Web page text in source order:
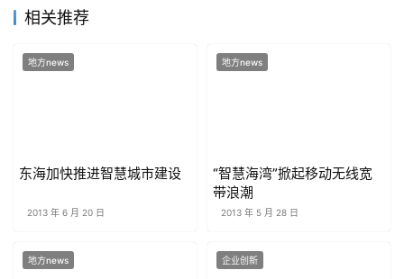
相关推荐
地方news
东海加快推进智慧城市建设
2013 年 6 月 20 日
地方news
“智慧海湾”掀起移动无线宽
带浪潮
2013 年 5 月 28 日
地方news 企业创新